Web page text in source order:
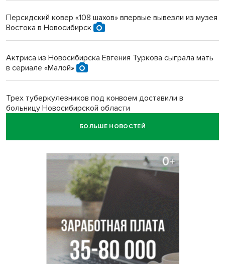
Персидский ковер «108 шахов» впервые вывезли из музея
Востока в Новосибирск
Актриса из Новосибирска Евгения Туркова сыграла мать
в сериале «Малой»
Трех туберкулезников под конвоем доставили в
больницу Новосибирской области
БОЛЬШЕ НОВОСТЕЙ